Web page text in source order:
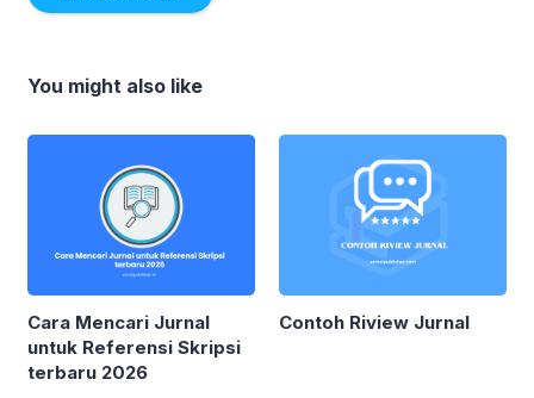
You might also like
Cara Mencari Jurnal
untuk Referensi Skripsi
terbaru 2026
Contoh Riview Jurnal